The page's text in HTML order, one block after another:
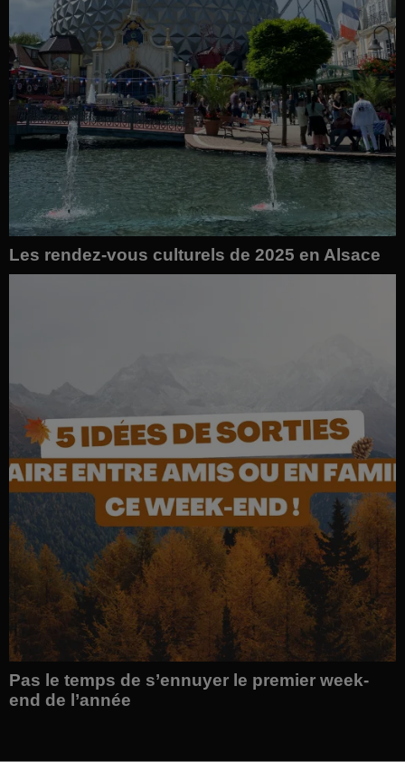
Les rendez-vous culturels de 2025 en Alsace
Pas le temps de s’ennuyer le premier week-
end de l’année